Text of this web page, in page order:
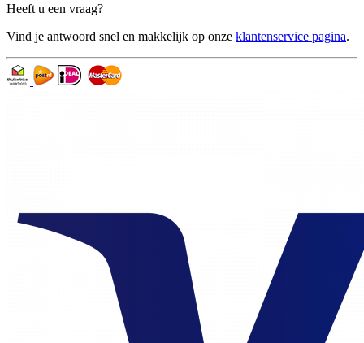
Heeft u een vraag?
Vind je antwoord snel en makkelijk op onze klantenservice pagina.